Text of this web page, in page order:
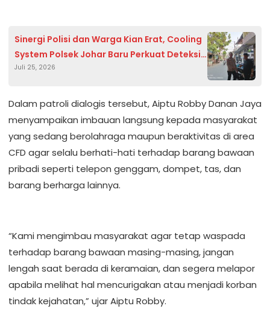
Sinergi Polisi dan Warga Kian Erat, Cooling
System Polsek Johar Baru Perkuat Deteksi
Dini Gangguan Kamtibmas
Juli 25, 2026
Dalam patroli dialogis tersebut, Aiptu Robby Danan Jaya
menyampaikan imbauan langsung kepada masyarakat
yang sedang berolahraga maupun beraktivitas di area
CFD agar selalu berhati-hati terhadap barang bawaan
pribadi seperti telepon genggam, dompet, tas, dan
barang berharga lainnya.
“Kami mengimbau masyarakat agar tetap waspada
terhadap barang bawaan masing-masing, jangan
lengah saat berada di keramaian, dan segera melapor
apabila melihat hal mencurigakan atau menjadi korban
tindak kejahatan,” ujar Aiptu Robby.